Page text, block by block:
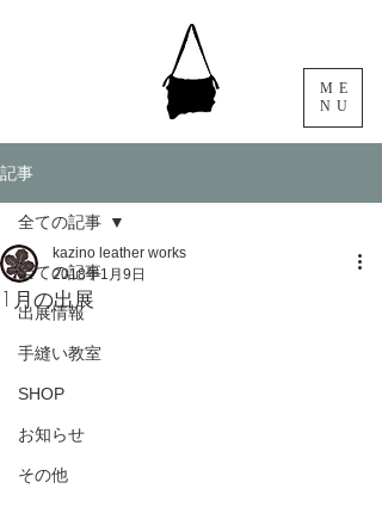
ME
NU
記事
全ての記事
出展情報
手縫い教室
SHOP
お知らせ
その他
全ての記事
1月の出展
kazino leather works
2018年1月9日